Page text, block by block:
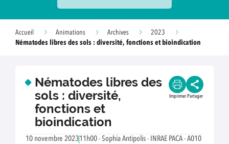
Accueil Animations Archives
2023
Nématodes libres des sols : diversité, fonctions et bioindication
Nématodes libres des
sols : diversité,
fonctions et
bioindication
Imprimer Partager
10 novembre 202311h00 - Sophia Antipolis - INRAE PACA - A010